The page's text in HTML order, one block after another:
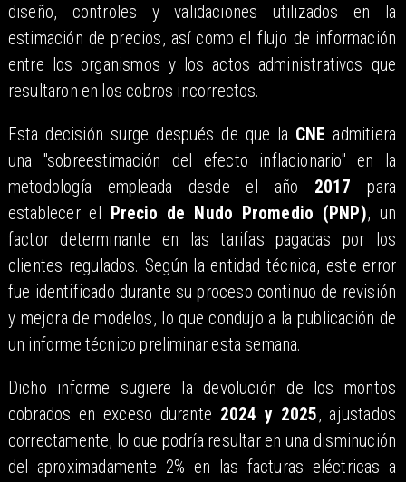
diseño, controles y validaciones utilizados en la
estimación de precios, así como el flujo de información
entre los organismos y los actos administrativos que
resultaron en los cobros incorrectos.
Esta decisión surge después de que la CNE admitiera
una "sobreestimación del efecto inflacionario" en la
metodología empleada desde el año 2017 para
establecer el
Precio de Nudo Promedio (PNP), un
factor determinante en las tarifas pagadas por los
clientes regulados. Según la entidad técnica, este error
fue identificado durante su proceso continuo de revisión
y mejora de modelos, lo que condujo a la publicación de
un informe técnico preliminar esta semana.
Dicho informe sugiere la devolución de los montos
cobrados en exceso durante 2024 y 2025, ajustados
correctamente, lo que podría resultar en una disminución
del aproximadamente 2% en las facturas eléctricas a